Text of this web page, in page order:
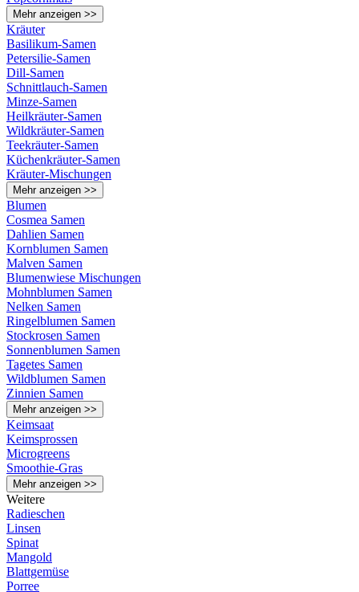
Mehr anzeigen >>
Kräuter
Basilikum-Samen
Petersilie-Samen
Dill-Samen
Schnittlauch-Samen
Minze-Samen
Heilkräuter-Samen
Wildkräuter-Samen
Teekräuter-Samen
Küchenkräuter-Samen
Kräuter-Mischungen
Mehr anzeigen >>
Blumen
Cosmea Samen
Dahlien Samen
Kornblumen Samen
Malven Samen
Blumenwiese Mischungen
Mohnblumen Samen
Nelken Samen
Ringelblumen Samen
Stockrosen Samen
Sonnenblumen Samen
Tagetes Samen
Wildblumen Samen
Zinnien Samen
Mehr anzeigen >>
Keimsaat
Keimsprossen
Microgreens
Smoothie-Gras
Mehr anzeigen >>
Weitere
Radieschen
Linsen
Spinat
Mangold
Blattgemüse
Porree